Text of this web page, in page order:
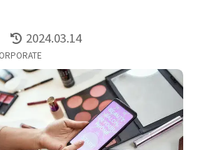
2024.03.14